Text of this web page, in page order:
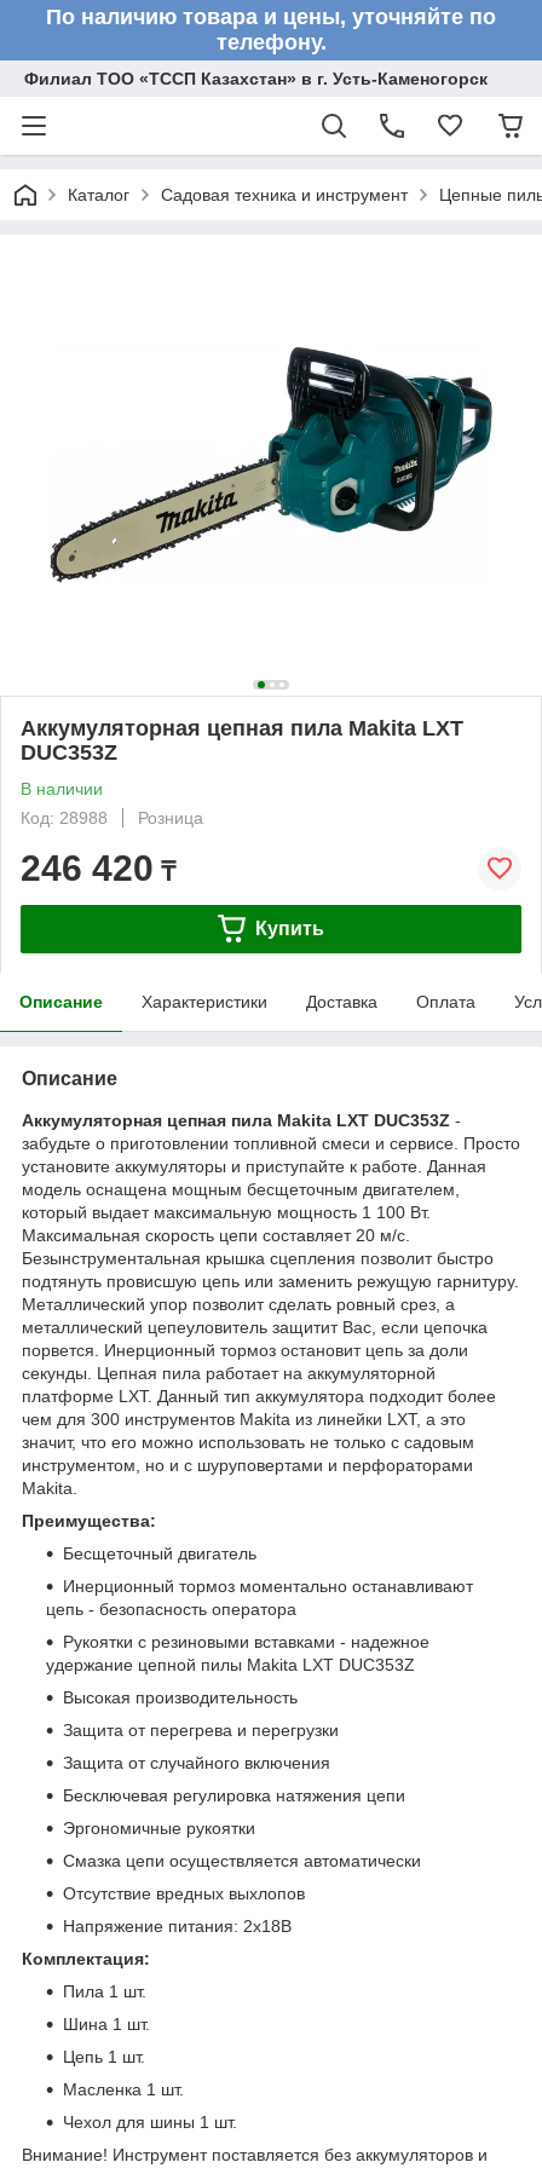
По наличию товара и цены, уточняйте по
телефону.
Филиал ТОО «ТССП Казахстан» в г. Усть-Каменогорск
Каталог Садовая техника и инструмент Цепные
Аккумуляторная цепная пила Makita LXT
DUC353Z
В наличии
Код: 28988
Розница
246 420 ₸
Купить
Описание Характеристики Доставка Оплата
Описание
Аккумуляторная цепная пила Makita LXT DUC353Z -
забудьте о приготовлении топливной смеси и сервисе. Просто
установите аккумуляторы и приступайте к работе. Данная
модель оснащена мощным бесщеточным двигателем,
который выдает максимальную мощность 1 100 Вт.
Максимальная скорость цепи составляет 20 м/с.
Безынструментальная крышка сцепления позволит быстро
подтянуть провисшую цепь или заменить режущую гарнитуру.
Металлический упор позволит сделать ровный срез, а
металлический цепеуловитель защитит Вас, если цепочка
порвется. Инерционный тормоз остановит цепь за доли
секунды. Цепная пила работает на аккумуляторной
платформе LXT. Данный тип аккумулятора подходит более
чем для 300 инструментов Makita из линейки LXT, а это
значит, что его можно использовать не только с садовым
инструментом, но и с шуруповертами и перфораторами
Makita.
Преимущества:
Бесщеточный двигатель
Инерционный тормоз моментально останавливают
цепь - безопасность оператора
Рукоятки с резиновыми вставками - надежное
удержание цепной пилы Makita LXT DUC353Z
Высокая производительность
Защита от перегрева и перегрузки
Защита от случайного включения
Бесключевая регулировка натяжения цепи
Эргономичные рукоятки
Смазка цепи осуществляется автоматически
Отсутствие вредных выхлопов
Напряжение питания: 2х18В
Комплектация:
Пила 1 шт.
Шина 1 шт.
Цепь 1 шт.
Масленка 1 шт.
Чехол для шины 1 шт.
Внимание! Инструмент поставляется без аккумуляторов и